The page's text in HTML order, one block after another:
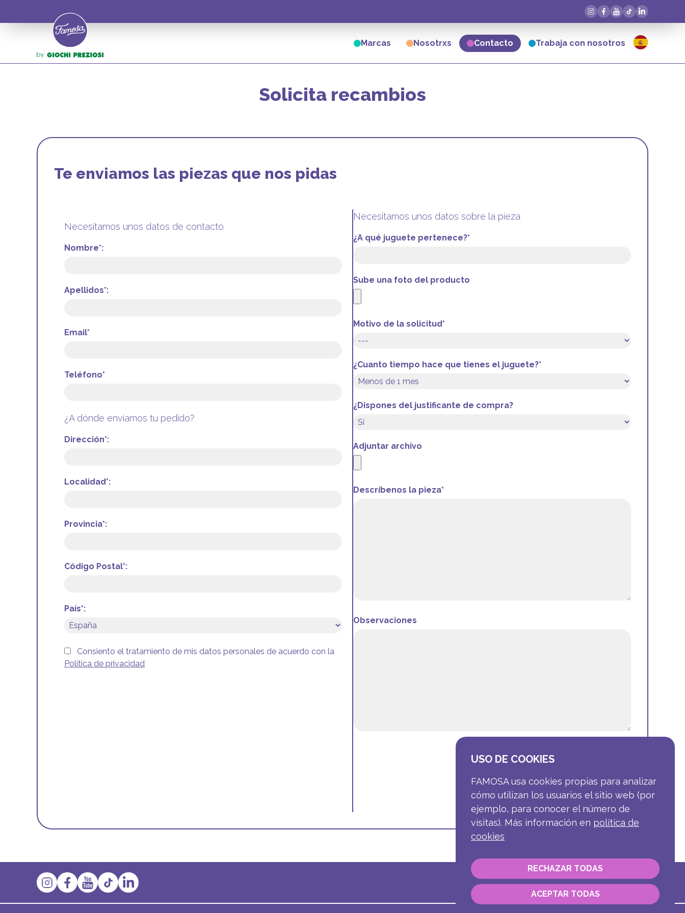
Marcas Nosotrxs Contacto Trabaja con nosotros
Solicita recambios
Te enviamos las piezas que nos pidas
Necesitamos unos datos de contacto
Nombre*:
Apellidos*:
Email*
Teléfono*
¿A dónde enviamos tu pedido?
Dirección*:
Localidad*:
Provincia*:
Código Postal*:
País*:
Consiento el tratamiento de mis datos personales de acuerdo con la
Política de privacidad
Necesitamos unos datos sobre la pieza
¿A qué juguete pertenece?*
Sube una foto del producto
Motivo de la solicitud*
¿Cuanto tiempo hace que tienes el juguete?*
¿Dispones del justificante de compra?
Adjuntar archivo
Descríbenos la pieza*
Observaciones
USO DE COOKIES
FAMOSA usa cookies propias para analizar
cómo utilizan los usuarios el sitio web (por
ejemplo, para conocer el número de
visitas). Más información en política de
cookies
RECHAZAR TODAS
ACEPTAR TODAS